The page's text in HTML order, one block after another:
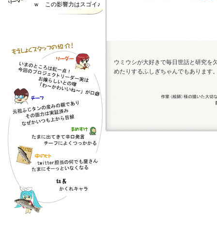
ｗ この影響力はスゴイ♪
ウミウシが大好きで毎日世話と研究を
めたりするふしぎちゃんでもあります